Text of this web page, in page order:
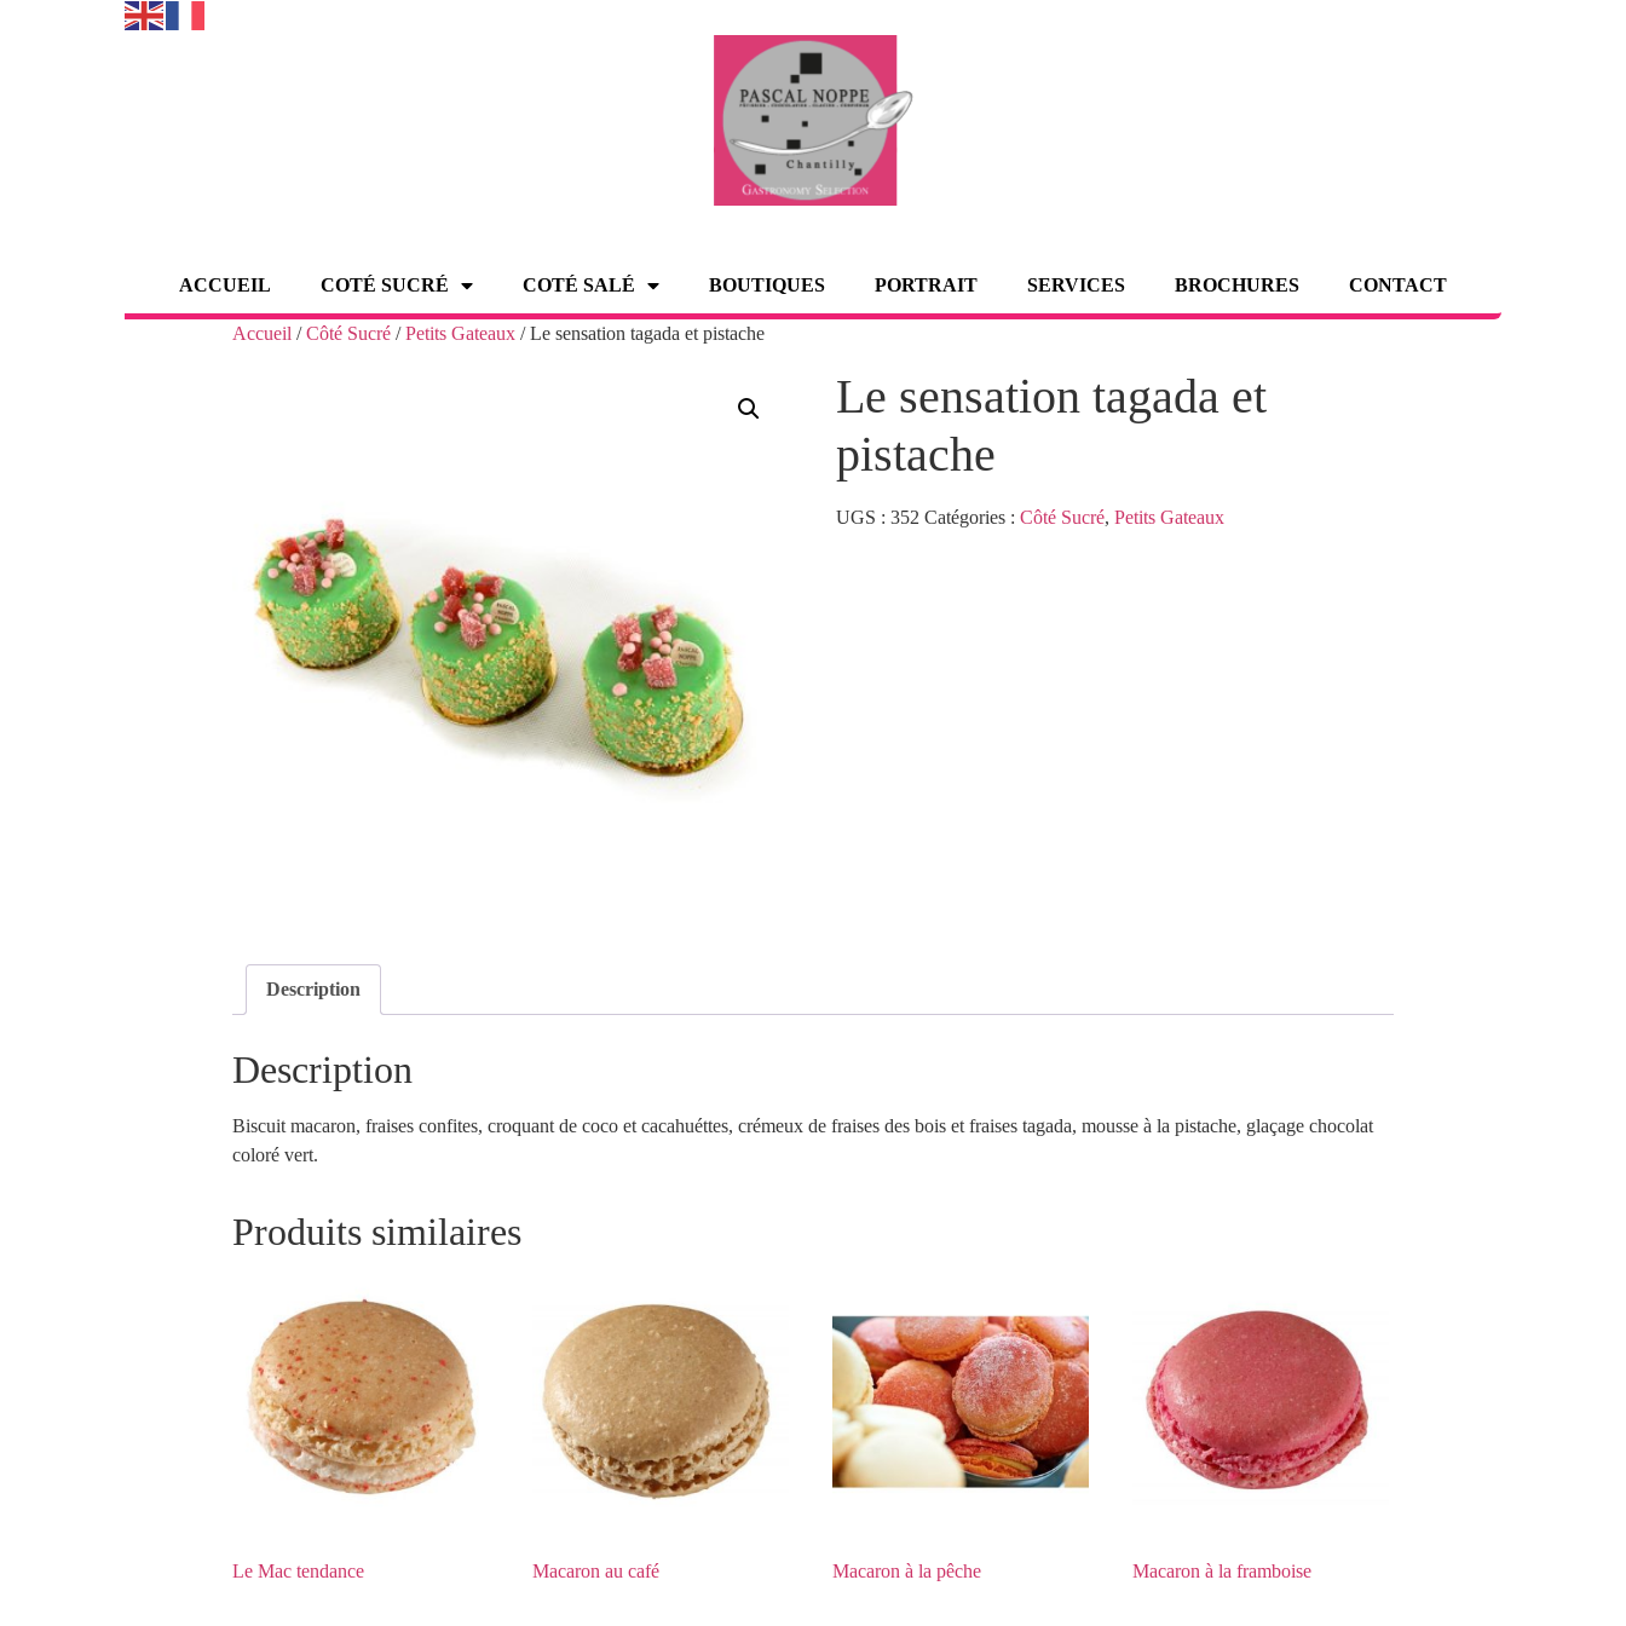
ACCUEIL COTÉ SUCRÉ COTÉ SALÉ BOUTIQUES PORTRAIT SERVICES BROCHURES CONTACT
Accueil /Côté Sucré /Petits Gateaux / Le sensation tagada et pistache
Le sensation tagada et
pistache
UGS :352 Catégories :Côté Sucré,Petits Gateaux
Description
Description
Biscuit macaron, fraises confites, croquant de coco et cacahuéttes, crémeux de fraises des bois et fraises tagada, mousse à la pistache, glaçage chocolat
coloré vert.
Produits similaires
Le Mac tendance Macaron au café Macaron à la pêche Macaron à la framboise